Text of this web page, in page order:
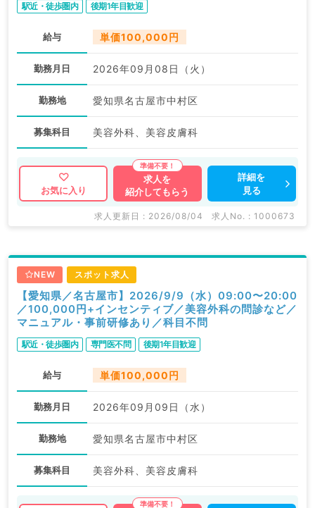
駅近・徒歩圏内 後期1年目歓迎
給与 単価100,000円
勤務月日 2026年09月08日（火）
勤務地 愛知県名古屋市中村区
募集科目 美容外科、美容皮膚科
お気に入り
求人を
紹介してもらう
詳細を
見る
求人更新日 : 2026/08/04 求人No. : 1000673
NEW スポット求人
【愛知県／名古屋市】2026/9/9（水）09:00〜20:00
／100,000円+インセンティブ／美容外科の問診など／
マニュアル・事前研修あり／科目不問
駅近・徒歩圏内 専門医不問 後期1年目歓迎
給与 単価100,000円
勤務月日 2026年09月09日（水）
勤務地 愛知県名古屋市中村区
募集科目 美容外科、美容皮膚科